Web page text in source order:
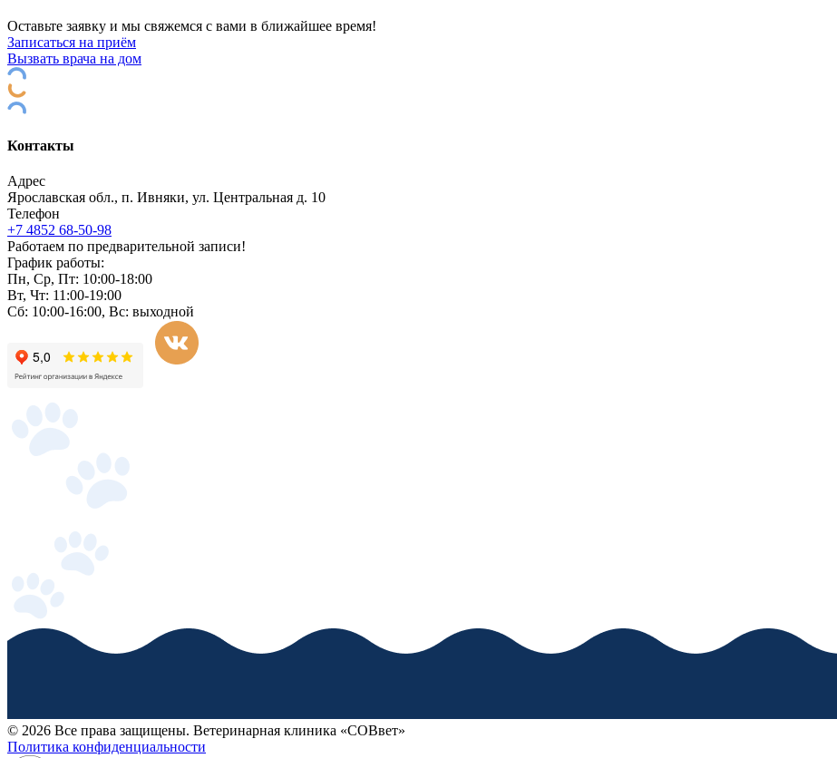
Оставьте заявку и мы свяжемся с вами в ближайшее время!
Записаться на приём
Вызвать врача на дом
Контакты
Адрес
Ярославская обл., п. Ивняки, ул. Центральная д. 10
Телефон
+7 4852 68-50-98
Работаем по предварительной записи!
График работы:
Пн, Ср, Пт: 10:00-18:00
Вт, Чт: 11:00-19:00
Сб: 10:00-16:00, Вс: выходной
© 2026 Все права защищены. Ветеринарная клиника «СОВвет»
Политика конфиденциальности